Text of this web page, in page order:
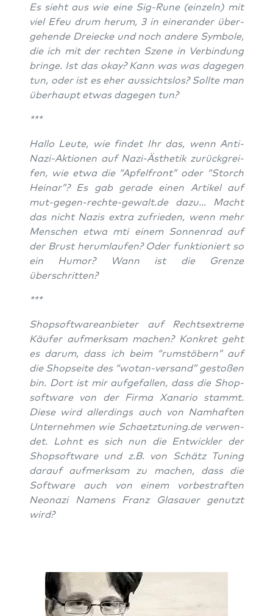
Es sieht aus wie eine Sig-Rune (ein­zeln) mit
viel Efeu drum her­um, 3 in einer­an­der über­
ge­hen­de Drei­ecke und noch ande­re Sym­bo­le,
die ich mit der rech­ten Sze­ne in Ver­bin­dung
brin­ge. Ist das okay? Kann was was dage­gen
tun, oder ist es eher aus­sichts­los? Soll­te man
über­haupt etwas dage­gen tun?
***
Hal­lo Leu­te, wie fin­det Ihr das, wenn Anti-
Nazi-Aktio­nen auf Nazi-Ästhe­tik zurück­grei­
fen, wie etwa die “Apfel­front” oder “Storch
Heinar”? Es gab gera­de einen Arti­kel auf
mut-gegen-rechte-gewalt.de dazu… Macht
das nicht Nazis extra zufrie­den, wenn mehr
Men­schen etwa mti einem Son­nen­rad auf
der Brust her­um­lau­fen? Oder funk­tio­niert so
ein Humor? Wann ist die Gren­ze
überschritten?
***
Shop­soft­ware­an­bie­ter auf Rechts­extre­me
Käu­fer auf­merk­sam machen? Kon­kret geht
es dar­um, dass ich beim “rum­stö­bern” auf
die Shop­sei­te des “wotan-ver­sand” gesto­ßen
bin. Dort ist mir auf­ge­fal­len, dass die Shop­
soft­ware von der Fir­ma Xan­a­rio stammt.
Die­se wird aller­dings auch von Nam­haf­ten
Unter­neh­men wie Schaetztuning.de ver­wen­
det. Lohnt es sich nun die Ent­wick­ler der
Shop­soft­ware und z.B. von Schätz Tuning
dar­auf auf­merk­sam zu machen, dass die
Soft­ware auch von einem vor­be­straf­ten
Neo­na­zi Namens Franz Glasau­er genutzt
wird?